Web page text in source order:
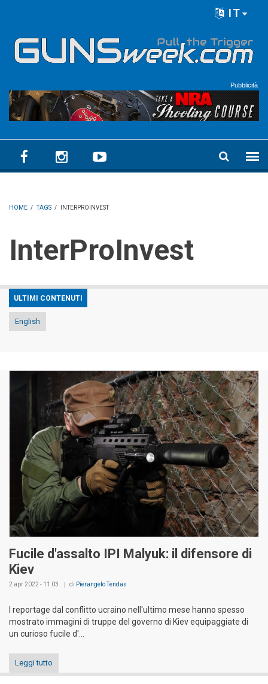
IT
Pubblicità
HOME / TAGS / INTERPROINVEST
InterProInvest
ULTIMI CONTENUTI
English
Fucile d'assalto IPI Malyuk: il difensore di
Kiev
2 apr 2022 - 11:03 di Pierangelo Tendas
I reportage dal conflitto ucraino nell'ultimo mese hanno spesso
mostrato immagini di truppe del governo di Kiev equipaggiate di
un curioso fucile d'...
Leggi tutto